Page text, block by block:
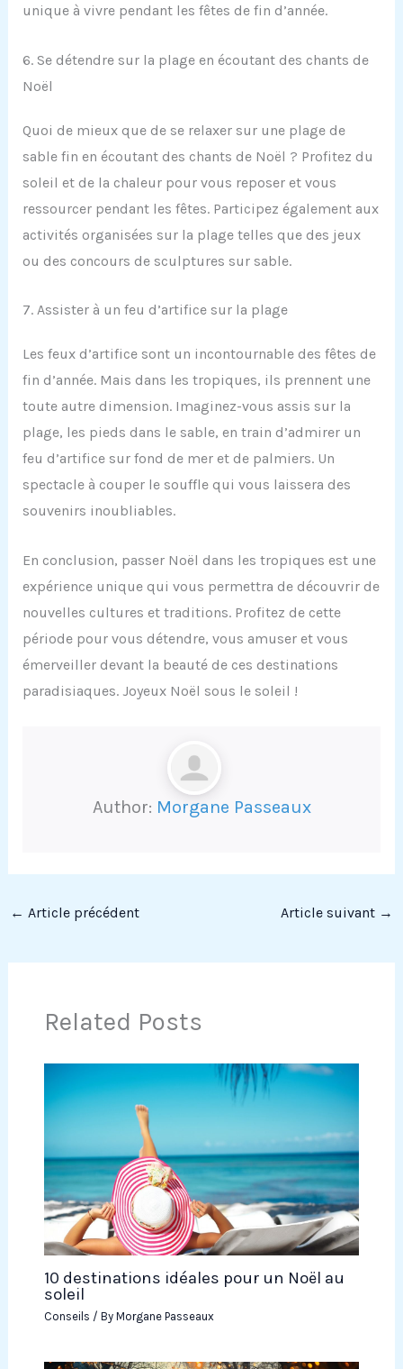
unique à vivre pendant les fêtes de fin d’année.
6. Se détendre sur la plage en écoutant des chants de
Noël
Quoi de mieux que de se relaxer sur une plage de
sable fin en écoutant des chants de Noël ? Profitez du
soleil et de la chaleur pour vous reposer et vous
ressourcer pendant les fêtes. Participez également aux
activités organisées sur la plage telles que des jeux
ou des concours de sculptures sur sable.
7. Assister à un feu d’artifice sur la plage
Les feux d’artifice sont un incontournable des fêtes de
fin d’année. Mais dans les tropiques, ils prennent une
toute autre dimension. Imaginez-vous assis sur la
plage, les pieds dans le sable, en train d’admirer un
feu d’artifice sur fond de mer et de palmiers. Un
spectacle à couper le souffle qui vous laissera des
souvenirs inoubliables.
En conclusion, passer Noël dans les tropiques est une
expérience unique qui vous permettra de découvrir de
nouvelles cultures et traditions. Profitez de cette
période pour vous détendre, vous amuser et vous
émerveiller devant la beauté de ces destinations
paradisiaques. Joyeux Noël sous le soleil !
Author: Morgane Passeaux
← Article précédent Article suivant →
Related Posts
10 destinations idéales pour un Noël au
soleil
Conseils / By Morgane Passeaux